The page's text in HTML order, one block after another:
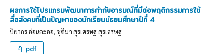
ผลการใช้โปรแกรมพัฒนาการกำกับอารมณ์ที่มีต่อพฤติกรรมการใช้
สื่อสังคมที่เป็นปัญหาของนักเรียนมัธยมศึกษาปีที่ 4
ปิยากร อ่อนละออ, ชุติมา สุรเศรษฐ สุรเศรษฐ
pdf